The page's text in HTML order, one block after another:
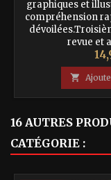
graphiques et
compréhension
revue et

16 AUTRES
CATÉGORIE :